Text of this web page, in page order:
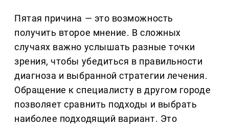
Пятая причина — это возможность
получить второе мнение. В сложных
случаях важно услышать разные точки
зрения, чтобы убедиться в правильности
диагноза и выбранной стратегии лечения.
Обращение к специалисту в другом городе
позволяет сравнить подходы и выбрать
наиболее подходящий вариант. Это